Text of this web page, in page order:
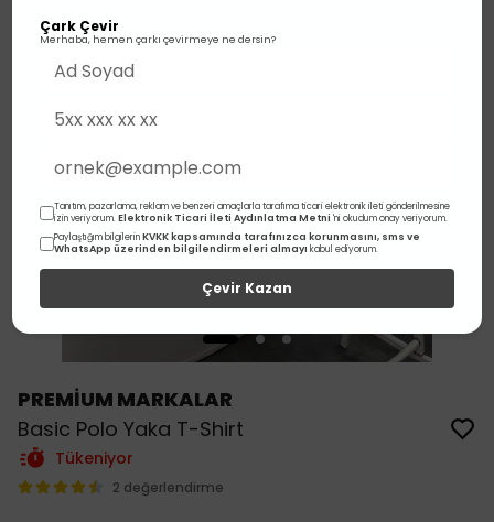
PREMİUM MARKALAR
Basic Polo Yaka T-Shirt
Tükeniyor
2 değerlendirme
Çark Çevir
Merhaba, hemen çarkı çevirmeye ne dersin?
Tanıtım, pazarlama, reklam ve benzeri amaçlarla tarafıma ticari elektronik ileti gönderilmesine
izin veriyorum.Elektronik Ticari İleti Aydınlatma Metni 'ni okudum onay veriyorum.
Paylaştığım bilgilerinKVKK kapsamında tarafınızca korunmasını, sms ve
WhatsApp üzerinden bilgilendirmeleri almayı kabul ediyorum.
Çevir Kazan